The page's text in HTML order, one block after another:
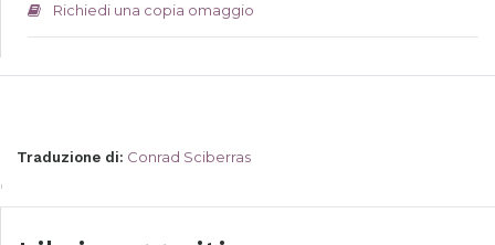
Richiedi una copia omaggio
Traduzione di: Conrad Sciberras